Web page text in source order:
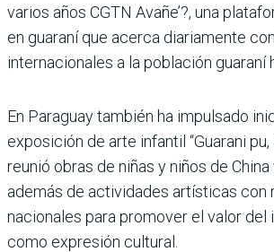
varios años CGTN Avañe’?, una
en guaraní que acerca diariamente
internacionales a la población guaraní
En Paraguay también ha impulsado
exposición de arte infantil “Guarani pu,
reunió obras de niñas y niños de
además de actividades artísticas con
nacionales para promover el valor del
como expresión cultural.